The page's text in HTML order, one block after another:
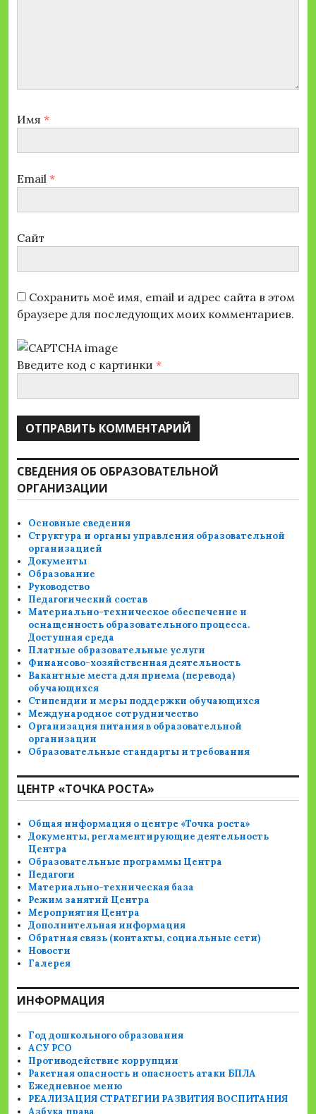
Имя *
Email *
Сайт
Сохранить моё имя, email и адрес сайта в этом
браузере для последующих моих комментариев.
Введите код с картинки *
СВЕДЕНИЯ ОБ ОБРАЗОВАТЕЛЬНОЙ
ОРГАНИЗАЦИИ
Основные сведения
Структура и органы управления образовательной
организацией
Документы
Образование
Руководство
Педагогический состав
Материально-техническое обеспечение и
оснащенность образовательного процесса.
Доступная среда
Платные образовательные услуги
Финансово-хозяйственная деятельность
Вакантные места для приема (перевода)
обучающихся
Стипендии и меры поддержки обучающихся
Международное сотрудничество
Организация питания в образовательной
организации
Образовательные стандарты и требования
ЦЕНТР «ТОЧКА РОСТА»
Общая информация о центре «Точка роста»
Документы, регламентирующие деятельность
Центра
Образовательные программы Центра
Педагоги
Материально-техническая база
Режим занятий Центра
Мероприятия Центра
Дополнительная информация
Обратная связь (контакты, социальные сети)
Новости
Галерея
ИНФОРМАЦИЯ
Год дошкольного образования
АСУ РСО
Противодействие коррупции
Ракетная опасность и опасность атаки БПЛА
Ежедневное меню
РЕАЛИЗАЦИЯ СТРАТЕГИИ РАЗВИТИЯ ВОСПИТАНИЯ
Азбука права